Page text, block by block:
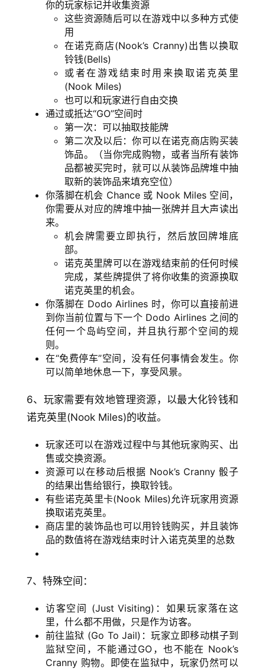
登录 注册
你的玩家标记并收集资源
这些资源随后可以在游戏中以多种方式使
用
在诺克商店(Nook’s Cranny)出售以换取
铃钱(Bells)
或者在游戏结束时用来换取诺克英里
(Nook Miles)
也可以和玩家进行自由交换
通过或抵达“GO”空间时
第一次：可以抽取技能牌
第二次及以后：你可以在诺克商店购买装
饰品。（当你完成购物，或者当所有装饰
品都被买完时，就可以从装饰品牌堆中抽
取新的装饰品来填充空位）
你落脚在机会 Chance 或 Nook Miles 空间，
你需要从对应的牌堆中抽一张牌并且大声读出
来。
机会牌需要立即执行，然后放回牌堆底
部。
诺克英里牌可以在游戏结束前的任何时候
完成，某些牌提供了将你收集的资源换取
诺克英里的机会。
你落脚在 Dodo Airlines 时，你可以直接前进
到你当前位置与下一个 Dodo Airlines 之间的
任何一个岛屿空间，并且执行那个空间的规
则。
在“免费停车”空间，没有任何事情会发生。你
可以简单地休息一下，享受风景。
6、玩家需要有效地管理资源，以最大化铃钱和
诺克英里(Nook Miles)的收益。
玩家还可以在游戏过程中与其他玩家购买、出
售或交换资源。
资源可以在移动后根据 Nook’s Cranny 骰子
的结果出售给银行，换取铃钱。
有些诺克英里卡(Nook Miles)允许玩家用资源
换取诺克英里。
商店里的装饰品也可以用铃钱购买，并且装饰
品的数值将在游戏结束时计入诺克英里的总数
7、特殊空间：
访客空间 (Just Visiting)：如果玩家落在这
里，什么都不用做，只是作为访客。
前往监狱 (Go To Jail)：玩家立即移动棋子到
监狱空间，不能通过GO，也不能在 Nook’s
Cranny 购物。即使在监狱中，玩家仍然可以